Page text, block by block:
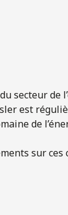
secteur
est
de
sur ces